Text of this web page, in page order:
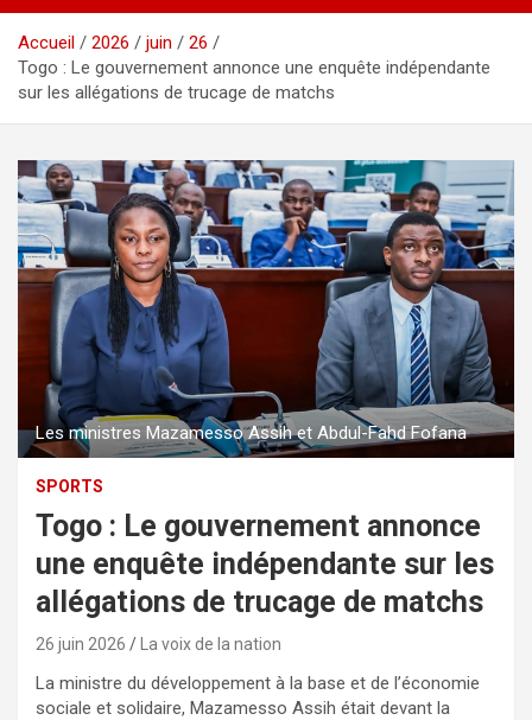
Accueil 2026 juin
26
Togo : Le gouvernement annonce une enquête indépendante
sur les allégations de trucage de matchs
Les ministres Mazamesso Assih et Abdul-Fahd Fofana
SPORTS
Togo : Le gouvernement annonce
une enquête indépendante sur les
allégations de trucage de matchs
26 juin 2026 La voix de la nation
La ministre du développement à la base et de l’économie
sociale et solidaire, Mazamesso Assih était devant la